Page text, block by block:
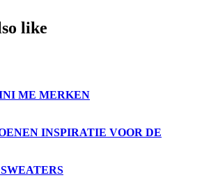
like
ME MERKEN
INSPIRATIE VOOR DE